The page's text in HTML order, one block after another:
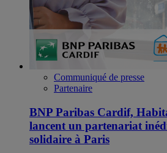
Communiqué de presse
Partenaire
BNP Paribas Cardif,
lancent un partenariat
solidaire à Paris